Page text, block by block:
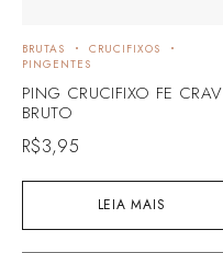
LEIA MAIS
BRUTAS
CRUCIFIXOS
PINGENTES
PING CRUCIFIXO FE CRAV
BRUTO
R$3,95